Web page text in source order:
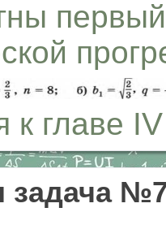
к главе IV